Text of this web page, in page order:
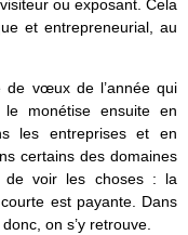
ou exposant. Cela
et entrepreneurial, au
de vœux de l’année qui
monétise ensuite en
les entreprises et en
certains des domaines
de voir les choses : la
est payante. Dans
on s’y retrouve.